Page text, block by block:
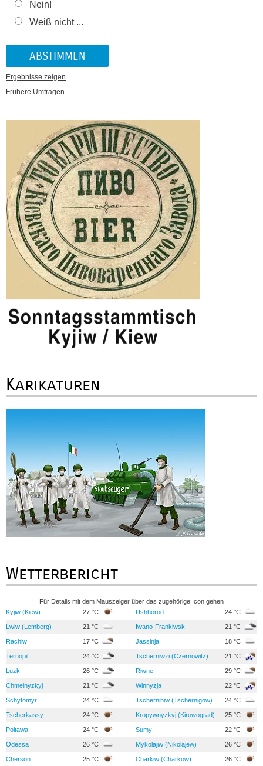
Nein!
Weiß nicht ...
Ergebnisse zeigen
Frühere Umfragen
Karikaturen
Wetterbericht
Für Details mit dem Mauszeiger über das zugehörige Icon gehen
Kyjiw (Kiew)
27 °C Ushhorod 24 °C
Lwiw (Lemberg) 21 °C Iwano-Frankiwsk 21 °C
Rachiw 17 °C Jassinja 18 °C
Ternopil 24 °C Tscherniwzi (Czernowitz) 21 °C
Luzk 26 °C Riwne 29 °C
Chmelnyzkyj 21 °C Winnyzja 22 °C
Schytomyr 24 °C Tschernihiw (Tschernigow) 24 °C
Tscherkassy 24 °C Kropywnyzkyj (Kirowograd) 25 °C
Poltawa 24 °C Sumy 22 °C
Odessa 26 °C Mykolajiw (Nikolajew) 26 °C
Cherson 25 °C Charkiw (Charkow) 26 °C